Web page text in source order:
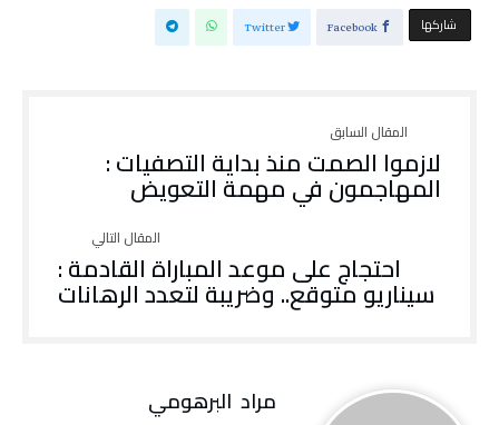
‫‫ شاركها‬ Facebook
Twitter
لازموا الصمت منذ بداية التصفيات :
المهاجمون في مهمة التعويض
احتجاج على موعد المباراة القادمة :
سيناريو متوقع.. وضريبة لتعدد الرهانات
مراد‭ ‬ البرهومي